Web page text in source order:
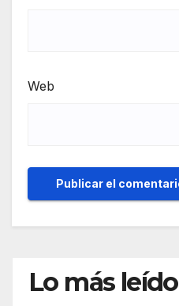
Web
Lo más leído